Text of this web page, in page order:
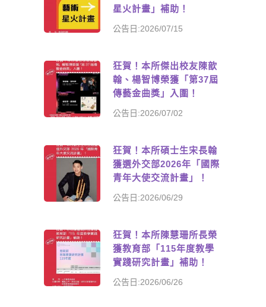
星火計畫」補助！
公告日:2026/07/15
狂賀！本所傑出校友陳歆
翰、楊智博榮獲「第37屆
傳藝金曲獎」入圍！
公告日:2026/07/02
狂賀！本所碩士生宋長翰
獲選外交部2026年「國際
青年大使交流計畫」！
公告日:2026/06/29
狂賀！本所陳慧珊所長榮
獲教育部「115年度教學
實踐研究計畫」補助！
公告日:2026/06/26